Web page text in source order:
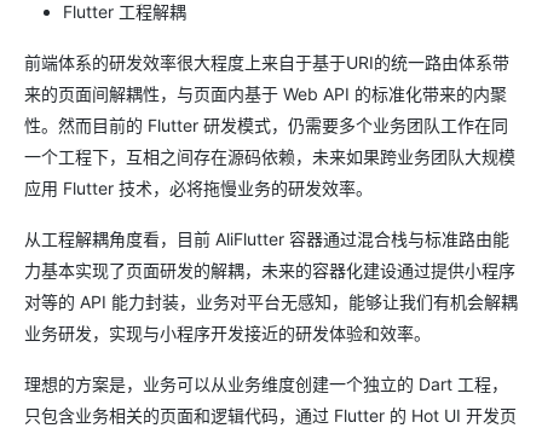
Flutter 工程解耦
前端体系的研发效率很大程度上来自于基于URI的统一路由体系带
来的页面间解耦性，与页面内基于 Web API 的标准化带来的内聚
性。然而目前的 Flutter 研发模式，仍需要多个业务团队工作在同
一个工程下，互相之间存在源码依赖，未来如果跨业务团队大规模
应用 Flutter 技术，必将拖慢业务的研发效率。
从工程解耦角度看，目前 AliFlutter 容器通过混合栈与标准路由能
力基本实现了页面研发的解耦，未来的容器化建设通过提供小程序
对等的 API 能力封装，业务对平台无感知，能够让我们有机会解耦
业务研发，实现与小程序开发接近的研发体验和效率。
理想的方案是，业务可以从业务维度创建一个独立的 Dart 工程，
只包含业务相关的页面和逻辑代码，通过 Flutter 的 Hot UI 开发页